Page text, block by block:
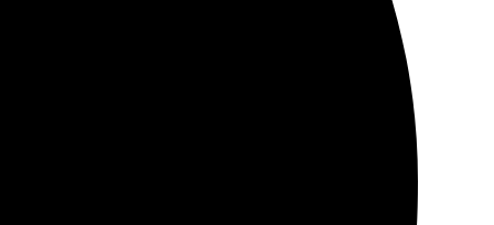
Процесс заказа лёгкий, всё интуитивно